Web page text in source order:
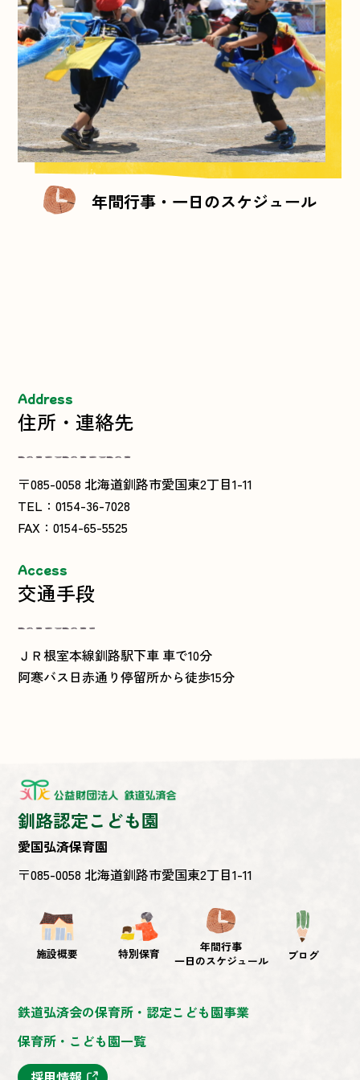
年間行事・一日のスケジュール
Address
住所・連絡先
〒085-0058 北海道釧路市愛国東2丁目1-11
TEL：0154-36-7028
FAX：0154-65-5525
Access
交通手段
ＪＲ根室本線釧路駅下車 車で10分
阿寒バス日赤通り停留所から徒歩15分
釧路認定こども園
愛国弘済保育園
〒085-0058 北海道釧路市愛国東2丁目1-11
施設概要 特別保育
年間行事
一日のスケジュール
ブログ
鉄道弘済会の保育所・認定こども園事業
保育所・こども園一覧